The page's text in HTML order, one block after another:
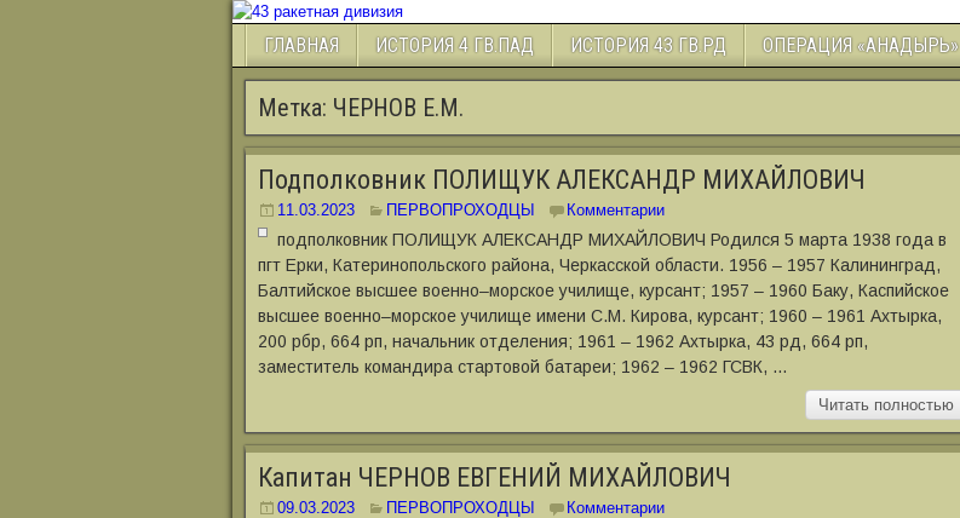
ГЛАВНАЯ ИСТОРИЯ 4 ГВ.ПАД ИСТОРИЯ 43 ГВ.РД ОПЕРАЦИЯ «АНАДЫРЬ»
Метка: ЧЕРНОВ Е.М.
Подполковник ПОЛИЩУК АЛЕКСАНДР МИХАЙЛОВИЧ
11.03.2023 ПЕРВОПРОХОДЦЫ Комментарии
подполковник ПОЛИЩУК АЛЕКСАНДР МИХАЙЛОВИЧ Родился 5 марта 1938 года в
пгт Ерки, Катеринопольского района, Черкасской области. 1956 ‒ 1957 Калининград,
Балтийское высшее военно‒морское училище, курсант; 1957 ‒ 1960 Баку, Каспийское
высшее военно‒морское училище имени С.М. Кирова, курсант; 1960 ‒ 1961 Ахтырка,
200 рбр, 664 рп, начальник отделения; 1961 ‒ 1962 Ахтырка, 43 рд, 664 рп,
заместитель командира стартовой батареи; 1962 ‒ 1962 ГСВК, …
Читать полностью
Капитан ЧЕРНОВ ЕВГЕНИЙ МИХАЙЛОВИЧ
09.03.2023 ПЕРВОПРОХОДЦЫ Комментарии